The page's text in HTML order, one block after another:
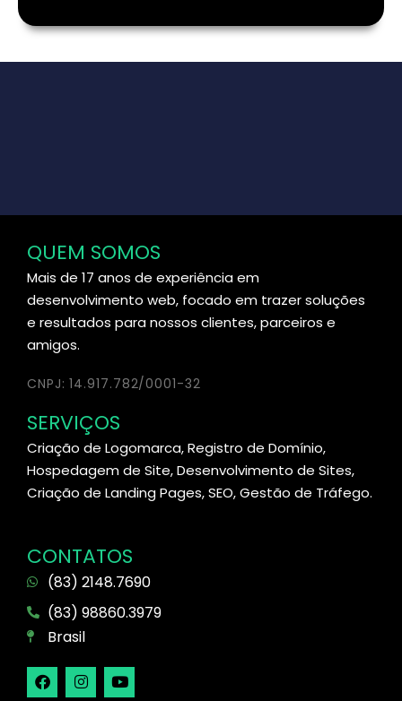
QUEM SOMOS
Mais de 17 anos de experiência em
desenvolvimento web, focado em trazer soluções
e resultados para nossos clientes, parceiros e
amigos.
CNPJ: 14.917.782/0001-32
SERVIÇOS
Criação de Logomarca, Registro de Domínio,
Hospedagem de Site, Desenvolvimento de Sites,
Criação de Landing Pages, SEO, Gestão de Tráfego.
CONTATOS
(83) 2148.7690
(83) 98860.3979
Brasil